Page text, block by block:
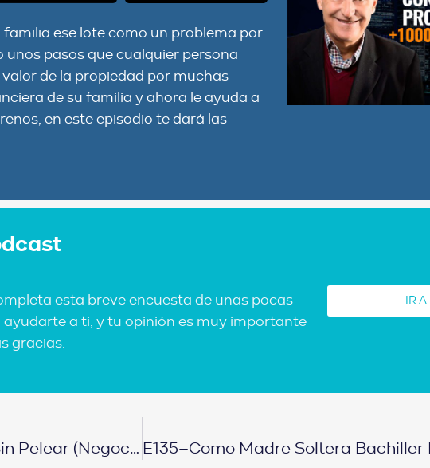
ese lote como un problema por
pasos que cualquier persona
de la propiedad por muchas
de su familia y ahora le ayuda a
en este episodio te dará las
esta breve encuesta de unas pocas
a ti, y tu opinión es muy importante
gracias.
IR
E133-El Arte De La Guerra Como Ganar Sin Pelear (negociación)